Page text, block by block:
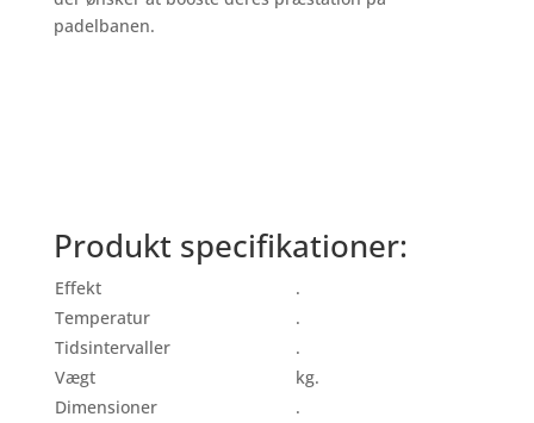
padelbanen.
Produkt specifikationer:
Effekt
.
Temperatur
.
Tidsintervaller
.
Vægt
kg.
Dimensioner
.